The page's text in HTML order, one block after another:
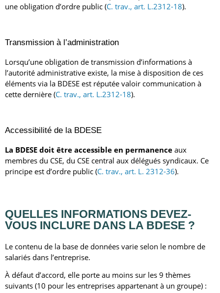
une obligation d’ordre public (C. trav., art. L.2312-18).
Transmission à l’administration
Lorsqu’une obligation de transmission d’informations à
l’autorité administrative existe, la mise à disposition de ces
éléments via la BDESE est réputée valoir communication à
cette dernière (C. trav., art. L.2312-18).
Accessibilité de la BDESE
La BDESE doit être accessible en permanence aux
membres du CSE, du CSE central aux délégués syndicaux. Ce
principe est d’ordre public (C. trav., art. L. 2312-36).
QUELLES INFORMATIONS DEVEZ-
VOUS INCLURE DANS LA BDESE ?
Le contenu de la base de données varie selon le nombre de
salariés dans l’entreprise.
À défaut d’accord, elle porte au moins sur les 9 thèmes
suivants (10 pour les entreprises appartenant à un groupe) :